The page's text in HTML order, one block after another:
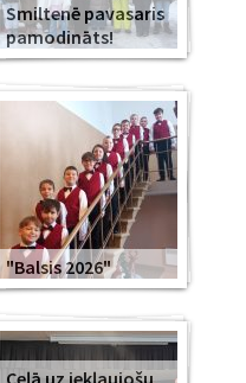
Smiltenē pavasaris
pamodināts!
"Balsis 2026"
Ceļā uz iekļaujošu